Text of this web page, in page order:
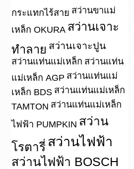
กระแทกไร้สาย สว่านขาแม่
เหล็ก OKURA สว่านเจาะ
ทำลาย สว่านเจาะปูน
สว่านแท่นแม่เหล็ก สว่านแท่น
แม่เหล็ก AGP สว่านแท่นแม่
เหล็ก BDS สว่านแท่นแม่เหล็ก
TAMTON สว่านแท่นแม่เหล็ก
ไฟฟ้า PUMPKIN สว่าน
โรตารี่ สว่านไฟฟ้า
สว่านไฟฟ้า BOSCH